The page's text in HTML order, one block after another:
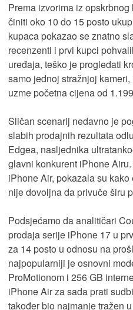
Prema izvorima iz
činiti oko 10 do 15 posto
kupaca pokazao se znatno
recenzenti i prvi kupci
uređaja, teško je progledati
samo jednoj stražnjoj
uzme početna cijena od
Sličan scenarij nedavno je
slabih prodajnih rezultata
Edgea, nasljednika
glavni konkurent iPhone
iPhone Air, pokazala su
nije dovoljna da privuče širu
Podsjećamo da analitičari
prodaja serije iPhone 17 u
za 14 posto u odnosu na
najpopularniji je osnovni
ProMotionom i 256 GB
iPhone Air za sada prati
također bio najmanje tražen